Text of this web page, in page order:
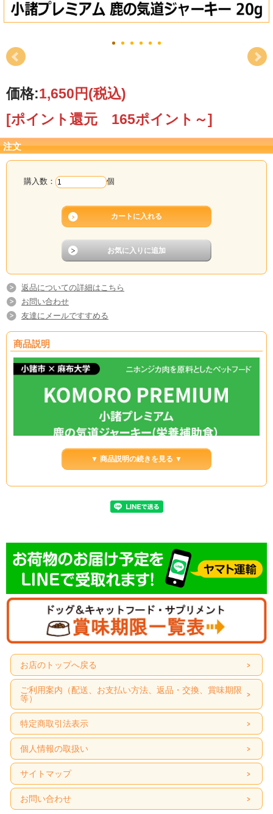
価格:1,650円(税込)
[ポイント還元 165ポイント～]
注文
購入数： 個
返品についての詳細はこちら
お問い合わせ
友達にメールですすめる
商品説明
▼ 商品説明の続きを見る ▼
お店のトップへ戻る
ご利用案内（配送、お支払い方法、返品・交換、賞味期限
等）
特定商取引法表示
個人情報の取扱い
サイトマップ
お問い合わせ